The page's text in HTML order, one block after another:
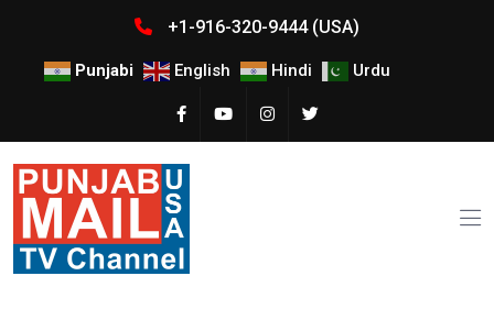
+1-916-320-9444 (USA)
Punjabi English Hindi Urdu